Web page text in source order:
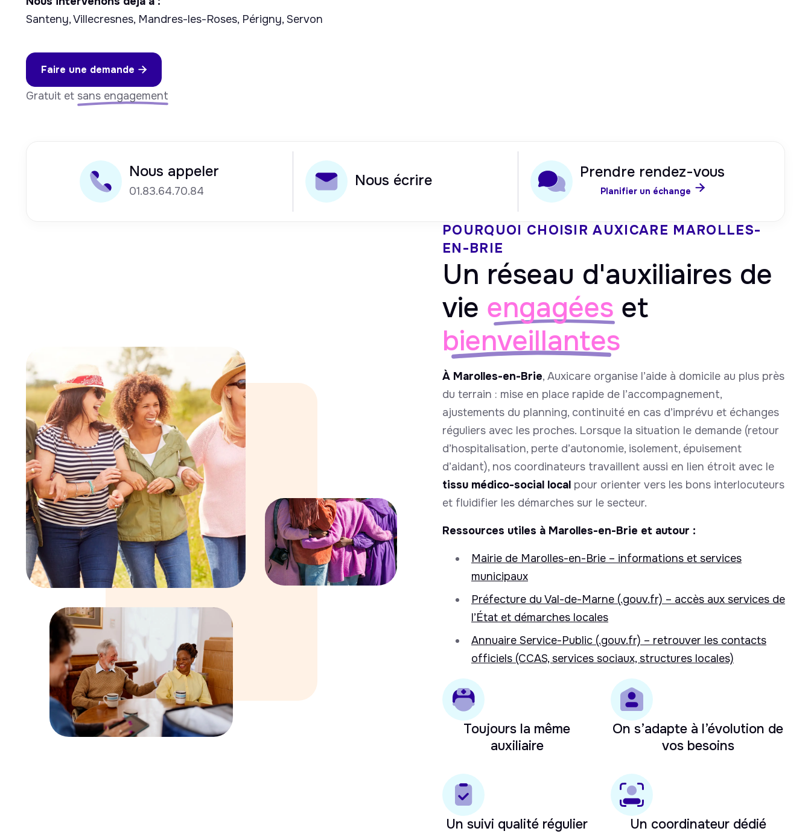
Santeny, Villecresnes, Mandres-les-Roses, Périgny, Servon
Faire une demande 
Gratuit et sans engagement
Nous appeler
01.83.64.70.84
Nous écrire Prendre rendez-vous
Planifier un échange 
POURQUOI CHOISIR AUXICARE MAROLLES-
EN-BRIE
Un réseau d'auxiliaires de
vie engagées et
bienveillantes
À Marolles-en-Brie, Auxicare organise l’aide à domicile au plus près
du terrain : mise en place rapide de l’accompagnement,
ajustements du planning, continuité en cas d’imprévu et échanges
réguliers avec les proches. Lorsque la situation le demande (retour
d’hospitalisation, perte d’autonomie, isolement, épuisement
d’aidant), nos coordinateurs travaillent aussi en lien étroit avec le
tissu médico-social local pour orienter vers les bons interlocuteurs
et fluidifier les démarches sur le secteur.
Ressources utiles à Marolles-en-Brie et autour :
Mairie de Marolles-en-Brie – informations et services
municipaux
Préfecture du Val-de-Marne (.gouv.fr) – accès aux services de
l’État et démarches locales
Annuaire Service-Public (.gouv.fr) – retrouver les contacts
officiels (CCAS, services sociaux, structures locales)
Toujours la même
auxiliaire
On s’adapte à l’évolution de
vos besoins
Un suivi qualité régulier Un coordinateur dédié